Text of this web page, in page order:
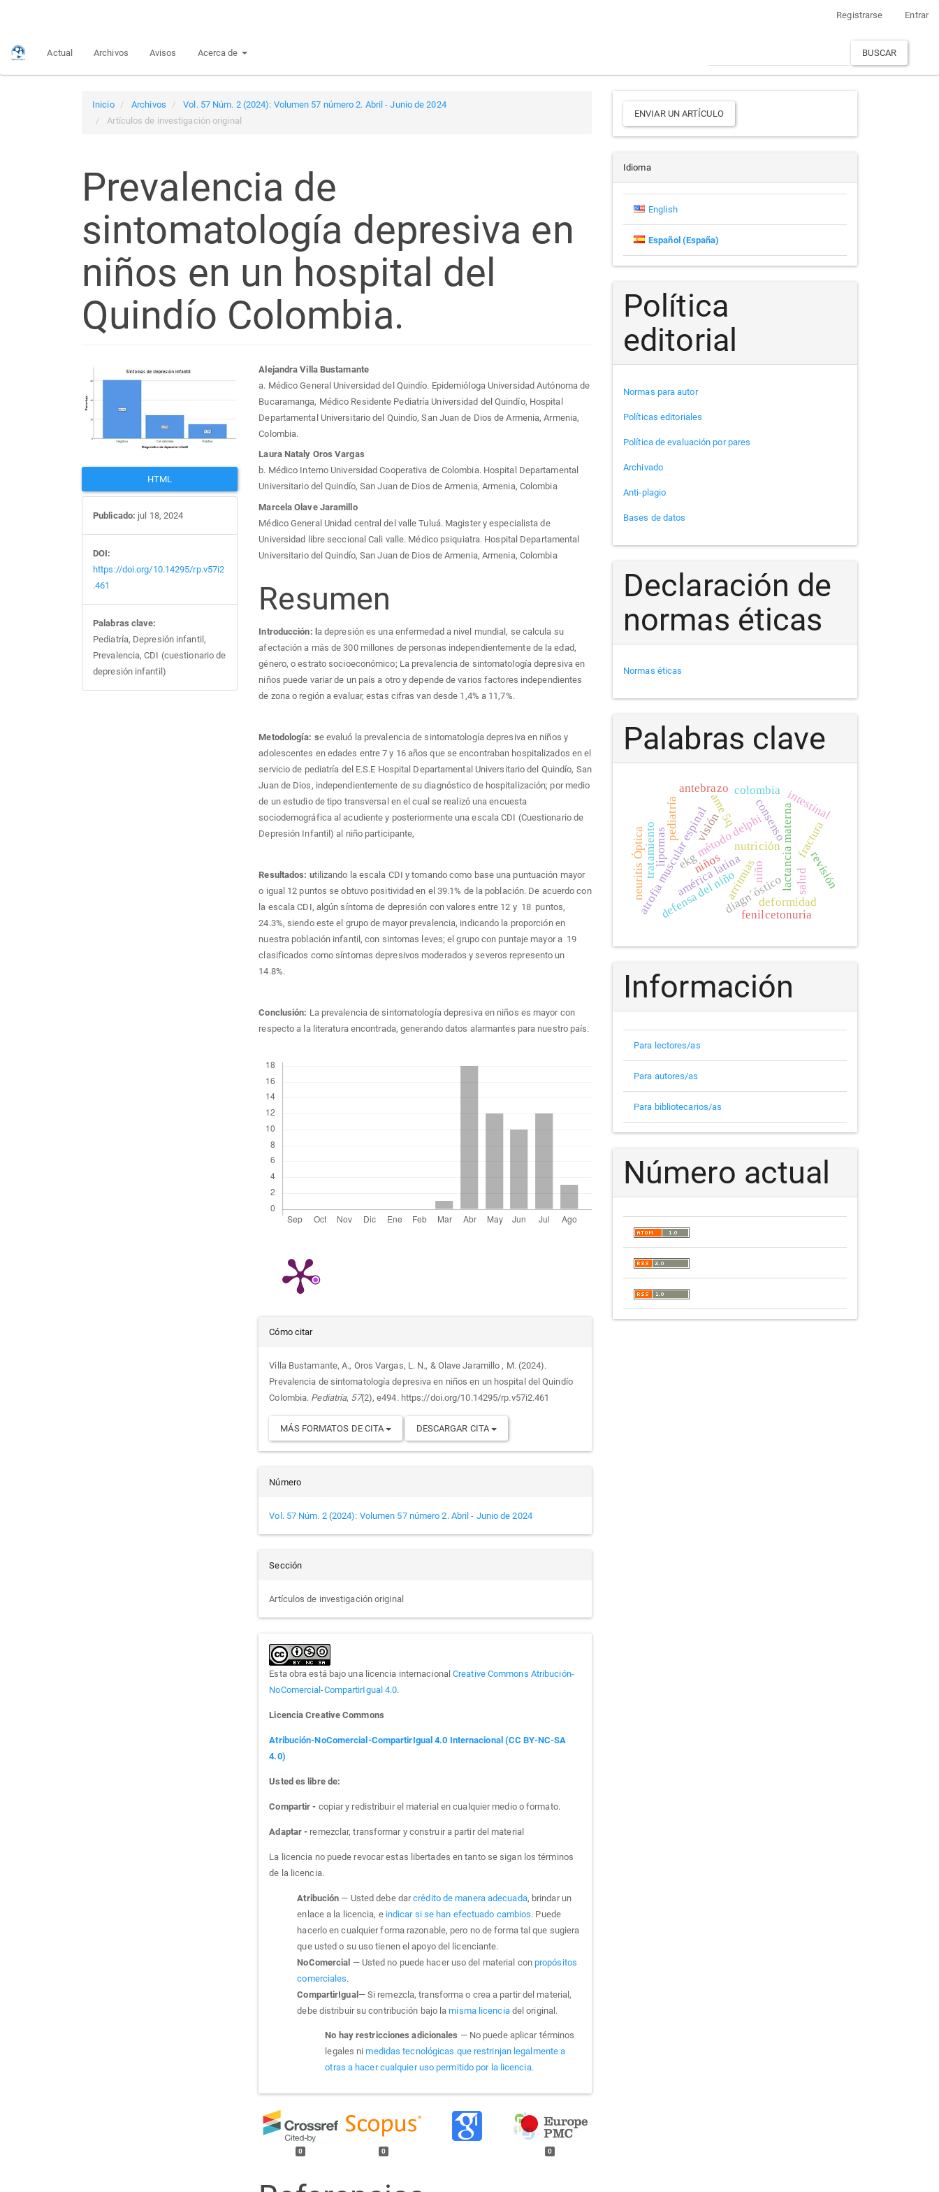
principal
Registrarse Entrar
Actual Archivos Avisos Acerca de BUSCAR
Inicio Archivos
Vol. 57 Núm. 2 (2024): Volumen 57 número 2. Abril - Junio de 2024
Artículos de investigación original
Prevalencia de
sintomatología depresiva en
niños en un hospital del
Quindío Colombia.
Barra
lateral
del
artículo
HTML
Publicado: jul 18, 2024
DOI:
https://doi.org/10.14295/rp.v57i2
.461
Palabras clave:
Pediatría, Depresión infantil,
Prevalencia, CDI (cuestionario de
depresión infantil)
Contenido
principal
del
artículo
Alejandra Villa Bustamante
a. Médico General Universidad del Quindío. Epidemióloga Universidad Autónoma de
Bucaramanga, Médico Residente Pediatría Universidad del Quindío, Hospital
Departamental Universitario del Quindío, San Juan de Dios de Armenia, Armenia,
Colombia.
Laura Nataly Oros Vargas
b. Médico Interno Universidad Cooperativa de Colombia. Hospital Departamental
Universitario del Quindío, San Juan de Dios de Armenia, Armenia, Colombia
Marcela Olave Jaramillo
Médico General Unidad central del valle Tuluá. Magister y especialista de
Universidad libre seccional Cali valle. Médico psiquiatra. Hospital Departamental
Universitario del Quindío, San Juan de Dios de Armenia, Armenia, Colombia
Resumen
Introducción: l a depresión es una enfermedad a nivel mundial, se calcula su
afectación a más de 300 millones de personas independientemente de la edad,
género, o estrato socioeconómico; La prevalencia de sintomatología depresiva en
niños puede variar de un país a otro y depende de varios factores independientes
de zona o región a evaluar, estas cifras van desde 1,4% a 11,7%.
Metodología: se evaluó la prevalencia de sintomatología depresiva en niños y
adolescentes en edades entre 7 y 16 años que se encontraban hospitalizados en el
servicio de pediatría del E.S.E Hospital Departamental Universitario del Quindío, San
Juan de Dios, independientemente de su diagnóstico de hospitalización; por medio
de un estudio de tipo transversal en el cual se realizó una encuesta
sociodemográfica al acudiente y posteriormente una escala CDI (Cuestionario de
Depresión Infantil) al niño participante,
Resultados: utilizando la escala CDI y tomando como base una puntuación mayor
o igual 12 puntos se obtuvo positividad en el 39.1% de la población. De acuerdo con
la escala CDI, algún síntoma de depresión con valores entre 12 y 18 puntos,
24.3%, siendo este el grupo de mayor prevalencia, indicando la proporción en
nuestra población infantil, con sintomas leves; el grupo con puntaje mayor a 19
clasificados como síntomas depresivos moderados y severos represento un
14.8%.
Conclusión: La prevalencia de sintomatología depresiva en niños es mayor con
respecto a la literatura encontrada, generando datos alarmantes para nuestro país.
Detalles
del
artículo
Cómo citar
Villa Bustamante, A., Oros Vargas, L. N., & Olave Jaramillo , M. (2024).
Prevalencia de sintomatología depresiva en niños en un hospital del Quindío
Colombia. Pediatría, 57(2), e494. https://doi.org/10.14295/rp.v57i2.461
MÁS FORMATOS DE CITA DESCARGAR CITA
Número
Vol. 57 Núm. 2 (2024): Volumen 57 número 2. Abril - Junio de 2024
Sección
Artículos de investigación original
Esta obra está bajo una licencia internacionalCreative Commons Atribución-
NoComercial-CompartirIgual 4.0.
Licencia Creative Commons
Atribución-NoComercial-CompartirIgual 4.0 Internacional (CC BY-NC-SA
4.0)
Usted es libre de:
Compartir - copiar y redistribuir el material en cualquier medio o formato.
Adaptar - remezclar, transformar y construir a partir del material
La licencia no puede revocar estas libertades en tanto se sigan los términos
de la licencia.
Atribución — Usted debe darcrédito de manera adecuada, brindar un
enlace a la licencia, e indicar si se han efectuado cambios. Puede
hacerlo en cualquier forma razonable, pero no de forma tal que sugiera
que usted o su uso tienen el apoyo del licenciante.
NoComercial — Usted no puede hacer uso del material con propósitos
comerciales.
CompartirIgual — Si remezcla, transforma o crea a partir del material,
debe distribuir su contribución bajo lamisma licenciadel original.
No hay restricciones adicionales — No puede aplicar términos
legales nimedidas tecnológicas que restrinjan legalmente a
otras a hacer cualquier uso permitido por la licencia.
0 0 0
Enviar
un
artículo
ENVIAR UN ARTÍCULO
Idioma
English
Español (España)
Política
editorial
Normas para autor
Políticas editoriales
Política de evaluación por pares
Archivado
Anti-plagio
Bases de datos
Declaración de
normas éticas
Normas éticas
Palabras clave
método delphiconsenso
lactancia materna
nutrición
ekgniñosarritmias
atrofia muscular espinal diagn´óstico
américa latina
ame 5q intestinal
pediatría
defensa del niño
fractura
deformidad
antebrazo
niño
lipomas
tratamiento revisión
fenilcetonuria
colombia
salud
visión
neuritis Óptica
Información
Para lectores/as
Para autores/as
Para bibliotecarios/as
Número actual